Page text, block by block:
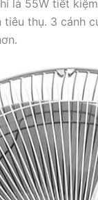
là 55W tiết
thụ. 3 cánh